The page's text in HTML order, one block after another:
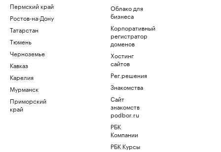
Пермский край
Ростов-на-Дону
Татарстан
Тюмень
Черноземье
Кавказ
Карелия
Мурманск
Приморский
край
Облако для
бизнеса
Корпоративный
регистратор
доменов
Хостинг
сайтов
Рег.решения
Знакомства
Сайт
знакомств
podbor.ru
РБК
Компании
РБК Курсы